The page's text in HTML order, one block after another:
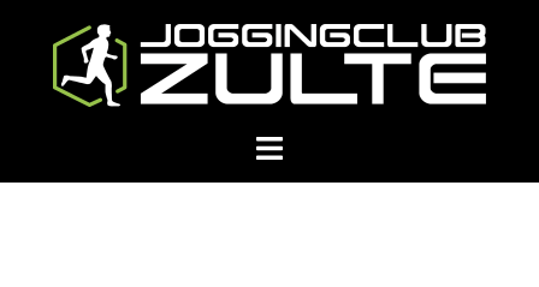
content